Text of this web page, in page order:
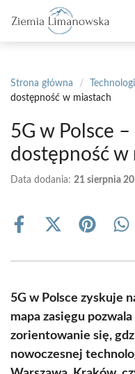
treści
Strona główna /
dostępność w miastach
5G w Polsce
dostępność w
Data dodania: 21 sierpnia
Share
Share
(Twitter)
Share
5G w Polsce zyskuje
mapa zasięgu
zorientowanie się,
nowoczesnej